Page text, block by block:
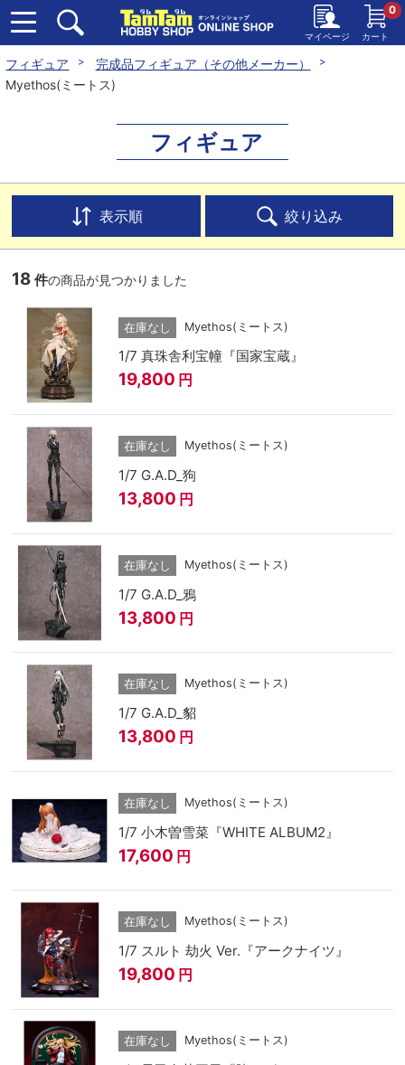
マイページ カート
0
フィギュア
完成品フィギュア（その他メーカー）
Myethos(ミートス)
フィギュア
表示順 絞り込み
18 件の商品が見つかりました
在庫なし Myethos(ミートス)
1/7 真珠舎利宝幢『国家宝蔵』
19,800 円
在庫なし Myethos(ミートス)
1/7 G.A.D_狗
13,800 円
在庫なし Myethos(ミートス)
1/7 G.A.D_鴉
13,800 円
在庫なし Myethos(ミートス)
1/7 G.A.D_貂
13,800 円
在庫なし Myethos(ミートス)
1/7 小木曽雪菜『WHITE ALBUM2』
17,600 円
在庫なし Myethos(ミートス)
1/7 スルト 劫火 Ver.『アークナイツ』
19,800 円
在庫なし Myethos(ミートス)